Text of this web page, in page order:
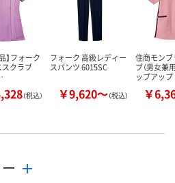
カゴへ カ
】フォーク
スクラブ
（税込）
フォーク 高級レディー
スパンツ 6015SC
￥9,620～（税込）
住商モン
ブ（男女兼
ップアッ
￥